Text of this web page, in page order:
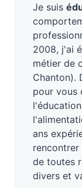
Je suis
2008, j'ai
métier de
Chanton).
pour vous
ans
de toutes
divers et